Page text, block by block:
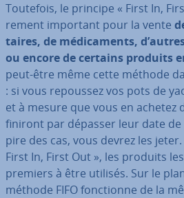
Toutefois, le principe « First In,
re­ment important pour la vente
taires, de mé­di­ca­ments,
ou encore de certains produits
peut-être même cette méthode
: si vous repoussez vos pots de
et à mesure que vous en achetez
finiront par dépasser leur date
pire des cas, vous devrez les
First In, First Out », les produits
premiers à être utilisés. Sur le
méthode FIFO fonc­tionne de la